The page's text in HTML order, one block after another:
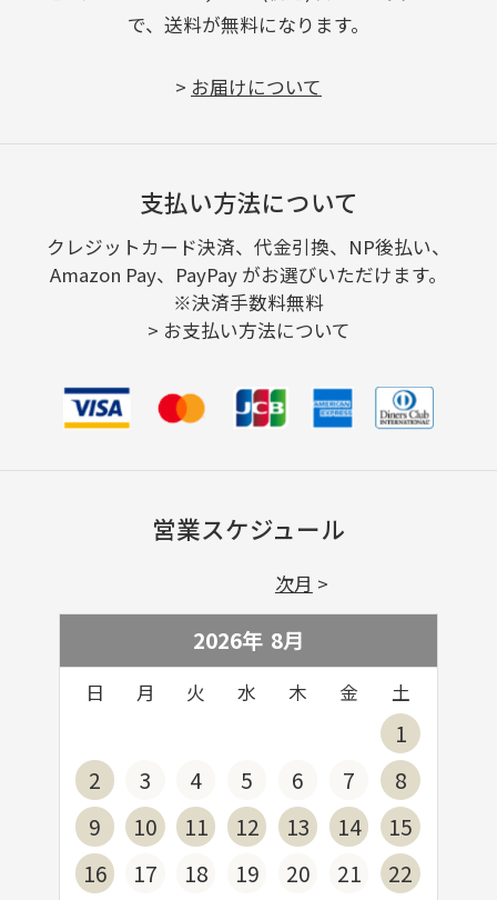
で、送料が無料になります。
> お届けについて
支払い方法について
クレジットカード決済、代金引換、NP後払い、
Amazon Pay、PayPay がお選びいただけます。
※決済手数料無料
> お支払い方法について
営業スケジュール
2026年 8月
日 月 火 水 木 金 土
1
2
3 4 5 6 7
8
9
10 11 12 13 14
15
16
17 18 19 20 21
22
次月